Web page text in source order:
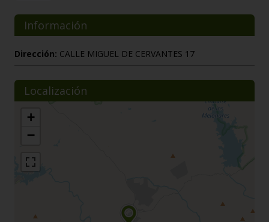
Información
Dirección: CALLE MIGUEL DE CERVANTES 17
Localización
+
−